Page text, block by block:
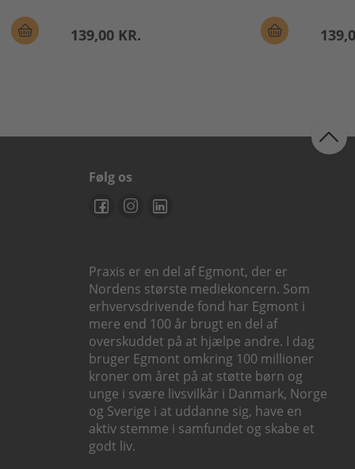
139,00 KR.
Følg os
Praxis er en del af Egmont, der er
Nordens største mediekoncern. Som
erhvervsdrivende fond har Egmont i
mere end 100 år brugt en del af
overskuddet på at hjælpe andre. I dag
bruger Egmont omkring 100 millioner
kroner om året på at støtte børn og
unge i svære livsvilkår i Danmark, Norge
og Sverige i at uddanne sig, have en
aktiv stemme i samfundet og skabe et
godt liv.